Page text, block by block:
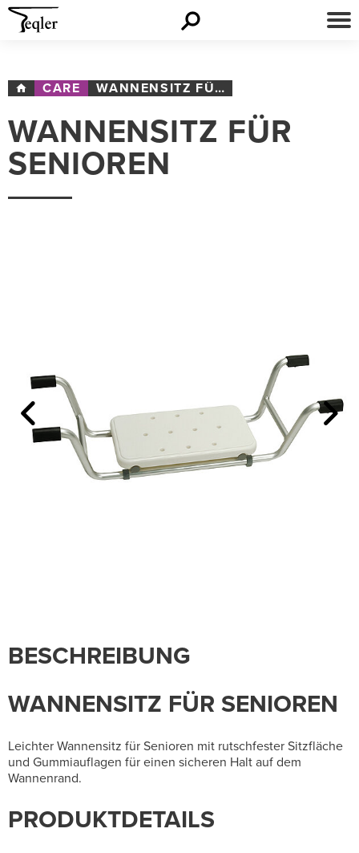
CARE WANNENSITZ FÜR SENIOREN
WANNENSITZ FÜR
SENIOREN
BESCHREIBUNG
WANNENSITZ FÜR SENIOREN
Leichter Wannensitz für Senioren mit rutschfester Sitzfläche
und Gummiauflagen für einen sicheren Halt auf dem
Wannenrand.
PRODUKTDETAILS